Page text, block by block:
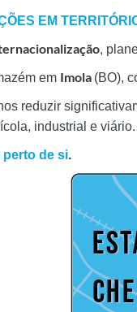
EM
,
em Imola (BO),
reduzir
industrial e viário.
perto de si.